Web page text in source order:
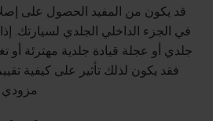
قد يكون من المفيد الحصول على
في الجزء الداخلي الجلدي لسيارتك.
جلدي أو عجلة قيادة جلدية مهترئة أو
فقد يكون لذلك تأثير على كيفية
مزودي